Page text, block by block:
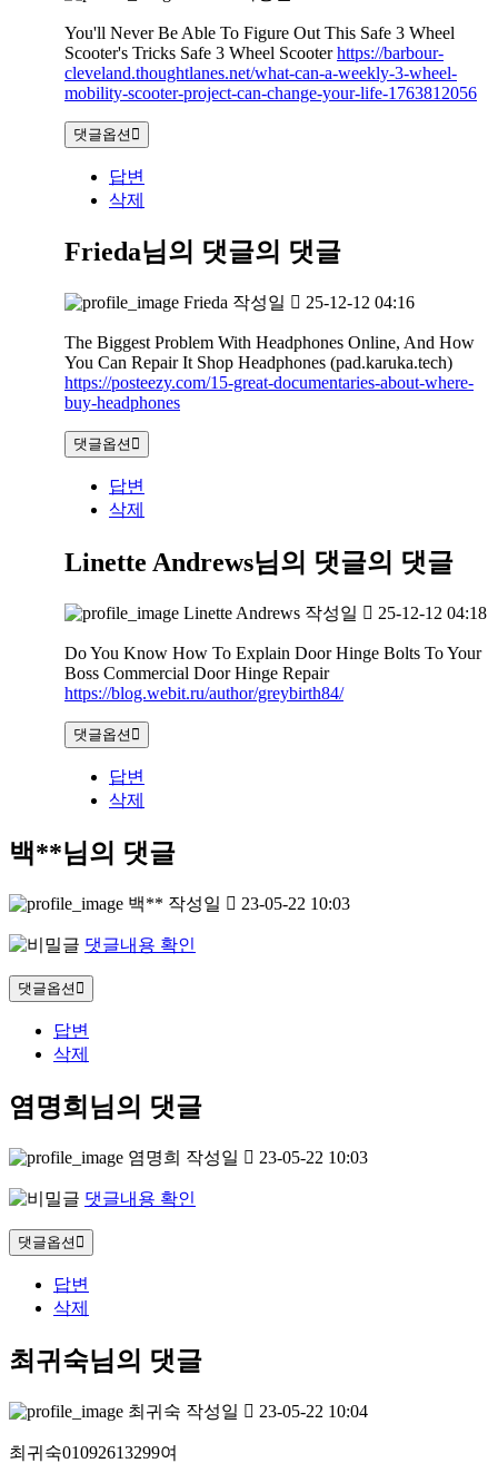
You'll Never Be Able To Figure Out This Safe 3 Wheel
Scooter's Tricks Safe 3 Wheel Scooterhttps://barbour-
cleveland.thoughtlanes.net/what-can-a-weekly-3-wheel-
mobility-scooter-project-can-change-your-life-1763812056
댓글옵션
답변
삭제
Frieda님의 댓글의 댓글
Frieda 작성일 25-12-12 04:16
The Biggest Problem With Headphones Online, And How
You Can Repair It Shop Headphones (pad.karuka.tech)
https://posteezy.com/15-great-documentaries-about-where-
buy-headphones
댓글옵션
답변
삭제
Linette Andrews님의 댓글의 댓글
Linette Andrews 작성일 25-12-12 04:18
Do You Know How To Explain Door Hinge Bolts To Your
Boss Commercial Door Hinge Repair
https://blog.webit.ru/author/greybirth84/
댓글옵션
답변
삭제
백**님의 댓글
백** 작성일 23-05-22 10:03
댓글내용 확인
댓글옵션
답변
삭제
염명희님의 댓글
염명희 작성일 23-05-22 10:03
댓글내용 확인
댓글옵션
답변
삭제
최귀숙님의 댓글
최귀숙 작성일 23-05-22 10:04
최귀숙01092613299여